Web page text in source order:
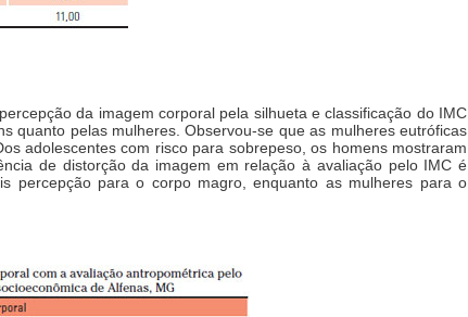
da imagem corporal pela silhueta e classificação do IMC
quanto pelas mulheres. Observou-se que as mulheres eutróficas
adolescentes com risco para sobrepeso, os homens mostraram
de distorção da imagem em relação à avaliação pelo IMC é
percepção para o corpo magro, enquanto as mulheres para o